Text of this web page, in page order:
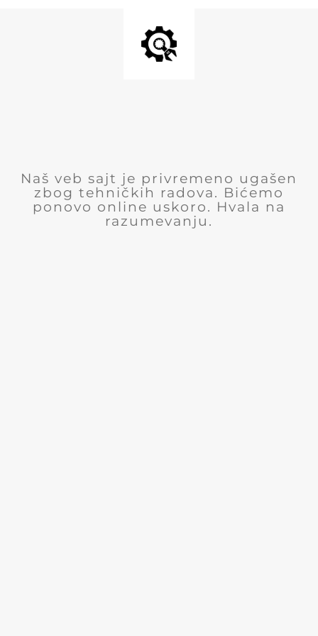
Naš veb sajt je privremeno ugašen
zbog tehničkih radova. Bićemo
ponovo online uskoro. Hvala na
razumevanju.